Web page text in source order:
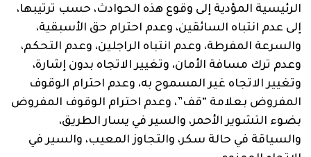
الرئيسية المؤدية إلى وقوع هذه الحوادث، حسب ترتيبها،
إلى عدم انتباه السائقين، وعدم احترام حق الأسبقية،
والسرعة المفرطة، وعدم انتباه الراجلين، وعدم التحكم،
وعدم ترك مسافة الأمان، وتغيير الاتجاه بدون إشارة،
وتغيير الاتجاه غير المسموح به، وعدم احترام الوقوف
المفروض بعلامة “قف”، وعدم احترام الوقوف المفروض
بضوء التشوير الأحمر، والسير في يسار الطريق،
والسياقة في حالة سكر، والتجاوز المعيب، والسير في